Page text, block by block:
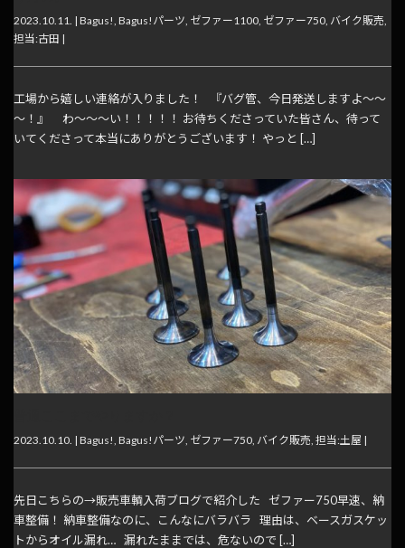
2023.10.11. | Bagus! Bagus!パーツ ゼファー1100 ゼファー750 バイク販売
担当:古田 |
工場から嬉しい連絡が入りました！ 『バグ管、今日発送しますよ～～
～！』 わ～～～い！！！！！ お待ちくださっていた皆さん、待って
いてくださって本当にありがとうございます！ やっと […]
2023.10.10. | Bagus! Bagus!パーツ ゼファー750 バイク販売 担当:土屋 |
先日こちらの→販売車輌入荷ブログで紹介した ゼファー750早速、納
車整備！ 納車整備なのに、こんなにバラバラ 理由は、ベースガスケッ
トからオイル漏れ… 漏れたままでは、危ないので […]